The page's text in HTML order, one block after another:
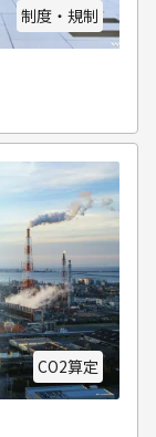
制度・規制
CO2算定